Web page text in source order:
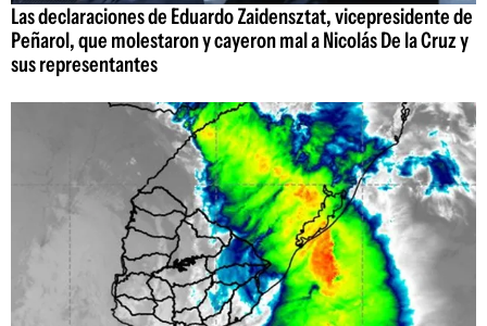
Las declaraciones de Eduardo Zaidensztat, vicepresidente de
Peñarol, que molestaron y cayeron mal a Nicolás De la Cruz y
sus representantes